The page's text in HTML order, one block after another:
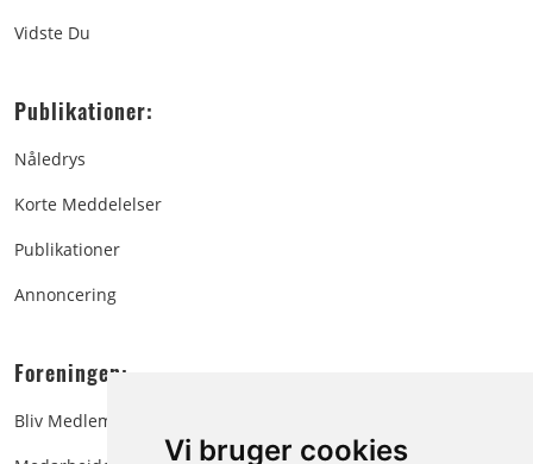
Vi bruger cookies
Vidste Du
Publikationer:
Nåledrys
Korte Meddelelser
Publikationer
Annoncering
Foreningen:
Bliv Medlem